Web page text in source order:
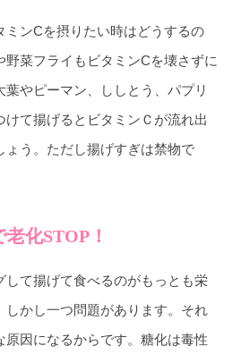
ミンCを摂りたい時はどうするの
菜フライもビタミンCを壊さずに
やピーマン、ししとう、パプリ
けて揚げるとビタミンＣが流れ出
ょう。ただし揚げすぎは禁物で
化STOP！
して揚げて食べるのがもっとも栄
しかし一つ問題があります。それ
原因になるからです。糖化は毒性